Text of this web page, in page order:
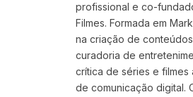
profissional e co-
Filmes. Formada em
na criação de
curadoria de
crítica de séries e filmes
de comunicação digital.